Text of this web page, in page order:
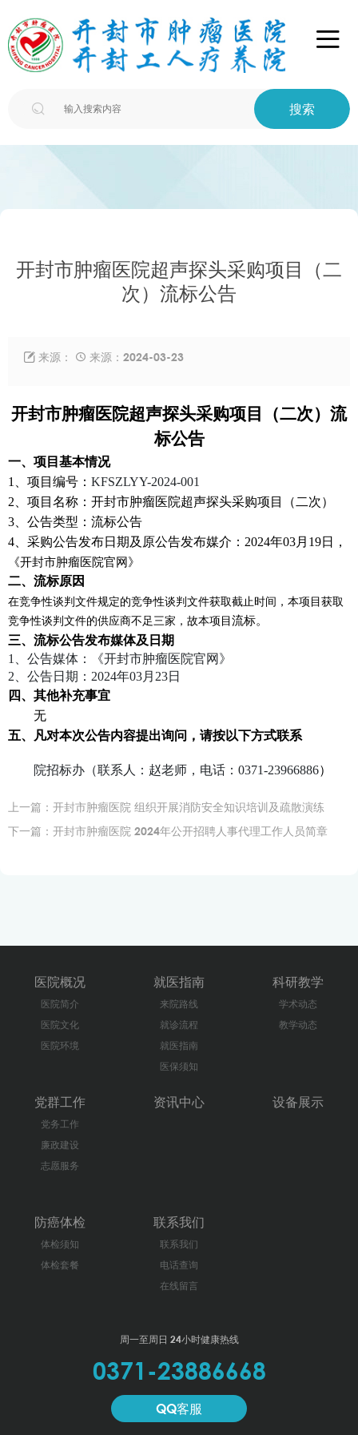

 搜索
开封市肿瘤医院超声探头采购项目（二
次）流标公告
 来源：  来源：2024-03-23
开封市肿瘤医院超声探头采购项目
（二次）流
标公告
一、项目基本情况
1、项目编号： KFSZLYY-2024-001
2、项目名称： 开封市肿瘤医院超声探头采购项目
（二次）
3、公告类型：流标公告
4、采购公告发布日期及原公告发布媒介：2024年03月 19日 ，
《开封市肿瘤医院官网 》
二、流标原因
在竞争性谈判文件规定的竞争性谈判文件获取截止时间，本项目获取
竞争性谈判文件的供应商不足三家，故本项目 流标。
三、流标公告发布媒体及日期
1、公告媒体：《开封市肿瘤医院官网》
2、公告日期：2024年03月 23日
四、 其他补充事宜
无
五、 凡对本次公告内容提出询问，请按以下方式联系
院招标办（联系人：赵老师，电话： 0371-23966886）
上一篇： 开封市肿瘤医院 组织开展消防安全知识培训及疏散演练
下一篇： 开封市肿瘤医院 2024年公开招聘人事代理工作人员简章
医院概况
医院简介
医院文化
医院环境
就医指南
来院路线
就诊流程
就医指南
医保须知
科研教学
学术动态
教学动态
党群工作
党务工作
廉政建设
志愿服务
资讯中心 设备展示
防癌体检
体检须知
体检套餐
联系我们
联系我们
电话查询
在线留言
周一至周日 24小时健康热线
0371-23886668
QQ客服